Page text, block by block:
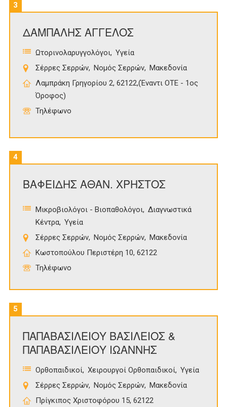
3
ΔΑΜΠΑΛΗΣ ΑΓΓΕΛΟΣ
Ωτορινολαρυγγολόγοι Υγεία
Σέρρες Σερρών
Νομός Σερρών
Μακεδονία
Λαμπράκη Γρηγορίου 2, 62122,(Έναντι ΟΤΕ - 1ος
Όροφος)
Τηλέφωνο
4
ΒΑΦΕΙΔΗΣ ΑΘΑΝ. ΧΡΗΣΤΟΣ
Μικροβιολόγοι - Βιοπαθολόγοι Διαγνωστικά
Κέντρα Υγεία
Σέρρες Σερρών
Νομός Σερρών
Μακεδονία
Κωστοπούλου Περιστέρη 10, 62122
Τηλέφωνο
5
ΠΑΠΑΒΑΣΙΛΕΙΟΥ ΒΑΣΙΛΕΙΟΣ &
ΠΑΠΑΒΑΣΙΛΕΙΟΥ ΙΩΑΝΝΗΣ
Ορθοπαιδικοί Χειρουργοί Ορθοπαιδικοί Υγεία
Σέρρες Σερρών
Νομός Σερρών
Μακεδονία
Πρίγκιπος Χριστοφόρου 15, 62122